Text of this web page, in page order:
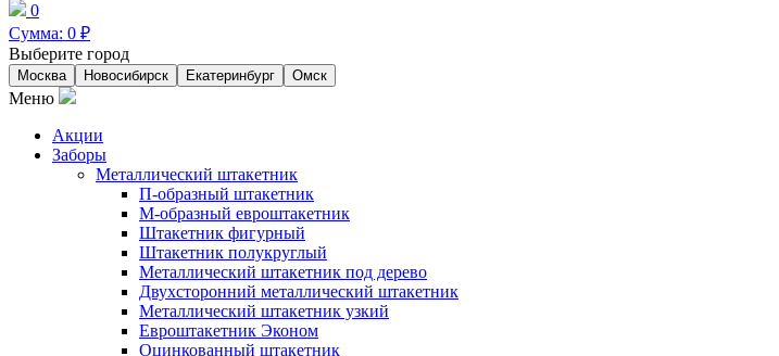
0
Сумма: 0 ₽
Выберите город
Москва Новосибирск Екатеринбург Омск
Меню
Акции
Заборы
Металлический штакетник
П-образный штакетник
М-образный евроштакетник
Штакетник фигурный
Штакетник полукруглый
Металлический штакетник под дерево
Двухсторонний металлический штакетник
Металлический штакетник узкий
Евроштакетник Эконом
Оцинкованный штакетник